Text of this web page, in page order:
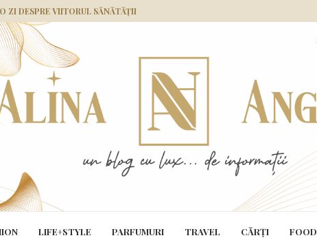
ZI DESPRE VIITORUL SĂNĂTĂȚII
LIFE+STYLE PARFUMURI TRAVEL CĂRȚI FOOD